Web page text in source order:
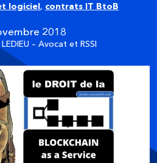
2018
– Avocat et RSSI
logiciel, contrats IT BtoB